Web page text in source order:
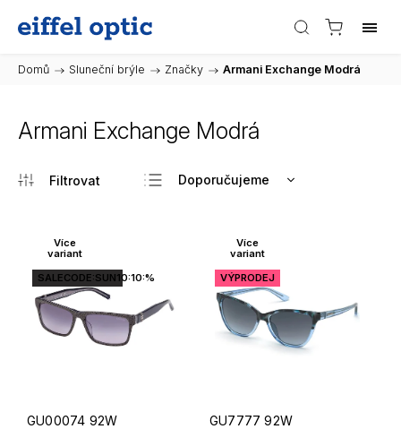
Domů / Sluneční brýle / Značky / Armani Exchange Modrá
Armani Exchange Modrá
Doporučujeme
Nejdražší
Abecedně
Více
variant
SALECODE:SUN10:10:%
GU00074 92W
Více
variant
VÝPRODEJ
GU7777 92W